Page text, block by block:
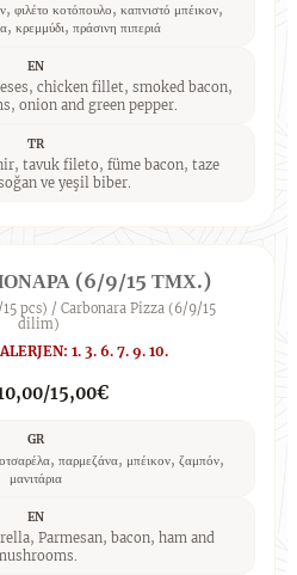
φιλέτο κοτόπουλο, καπνιστό μπέικον,
κρεμμύδι, πράσινη πιπεριά
EN
chicken fillet, smoked bacon,
onion and green pepper.
TR
tavuk fileto, füme bacon, taze
ve yeşil biber.
(6/9/15 ΤΜΧ.)
pcs) / Carbonara Pizza (6/9/15
dilim)
1. 3. 6. 7. 9. 10.
15,00€
GR
παρμεζάνα, μπέικον, ζαμπόν,
μανιτάρια
EN
Parmesan, bacon, ham and